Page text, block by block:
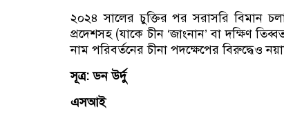
২০২৪ সালের চুক্তির পর সরাসরি বিমান
প্রদেশসহ (যাকে চীন ‘জাংনান’ বা দক্ষিণ
নাম পরিবর্তনের চীনা পদক্ষেপের বিরুদ্ধেও
সূত্র: ডন উর্দু
এসআই